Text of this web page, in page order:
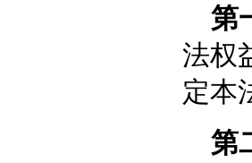
第
法权
定本
第